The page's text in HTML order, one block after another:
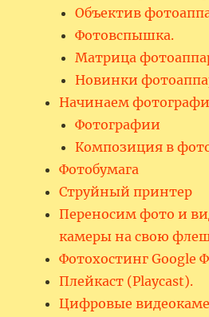
Объектив
Фотовспышка.
Матрица
Новинки
Начинаем
Фотографии
Композиция в
Фотобумага
Струйный принтер
Переносим фото и
камеры на свою
Фотохостинг Google
Плейкаст (Playcast).
Цифровые